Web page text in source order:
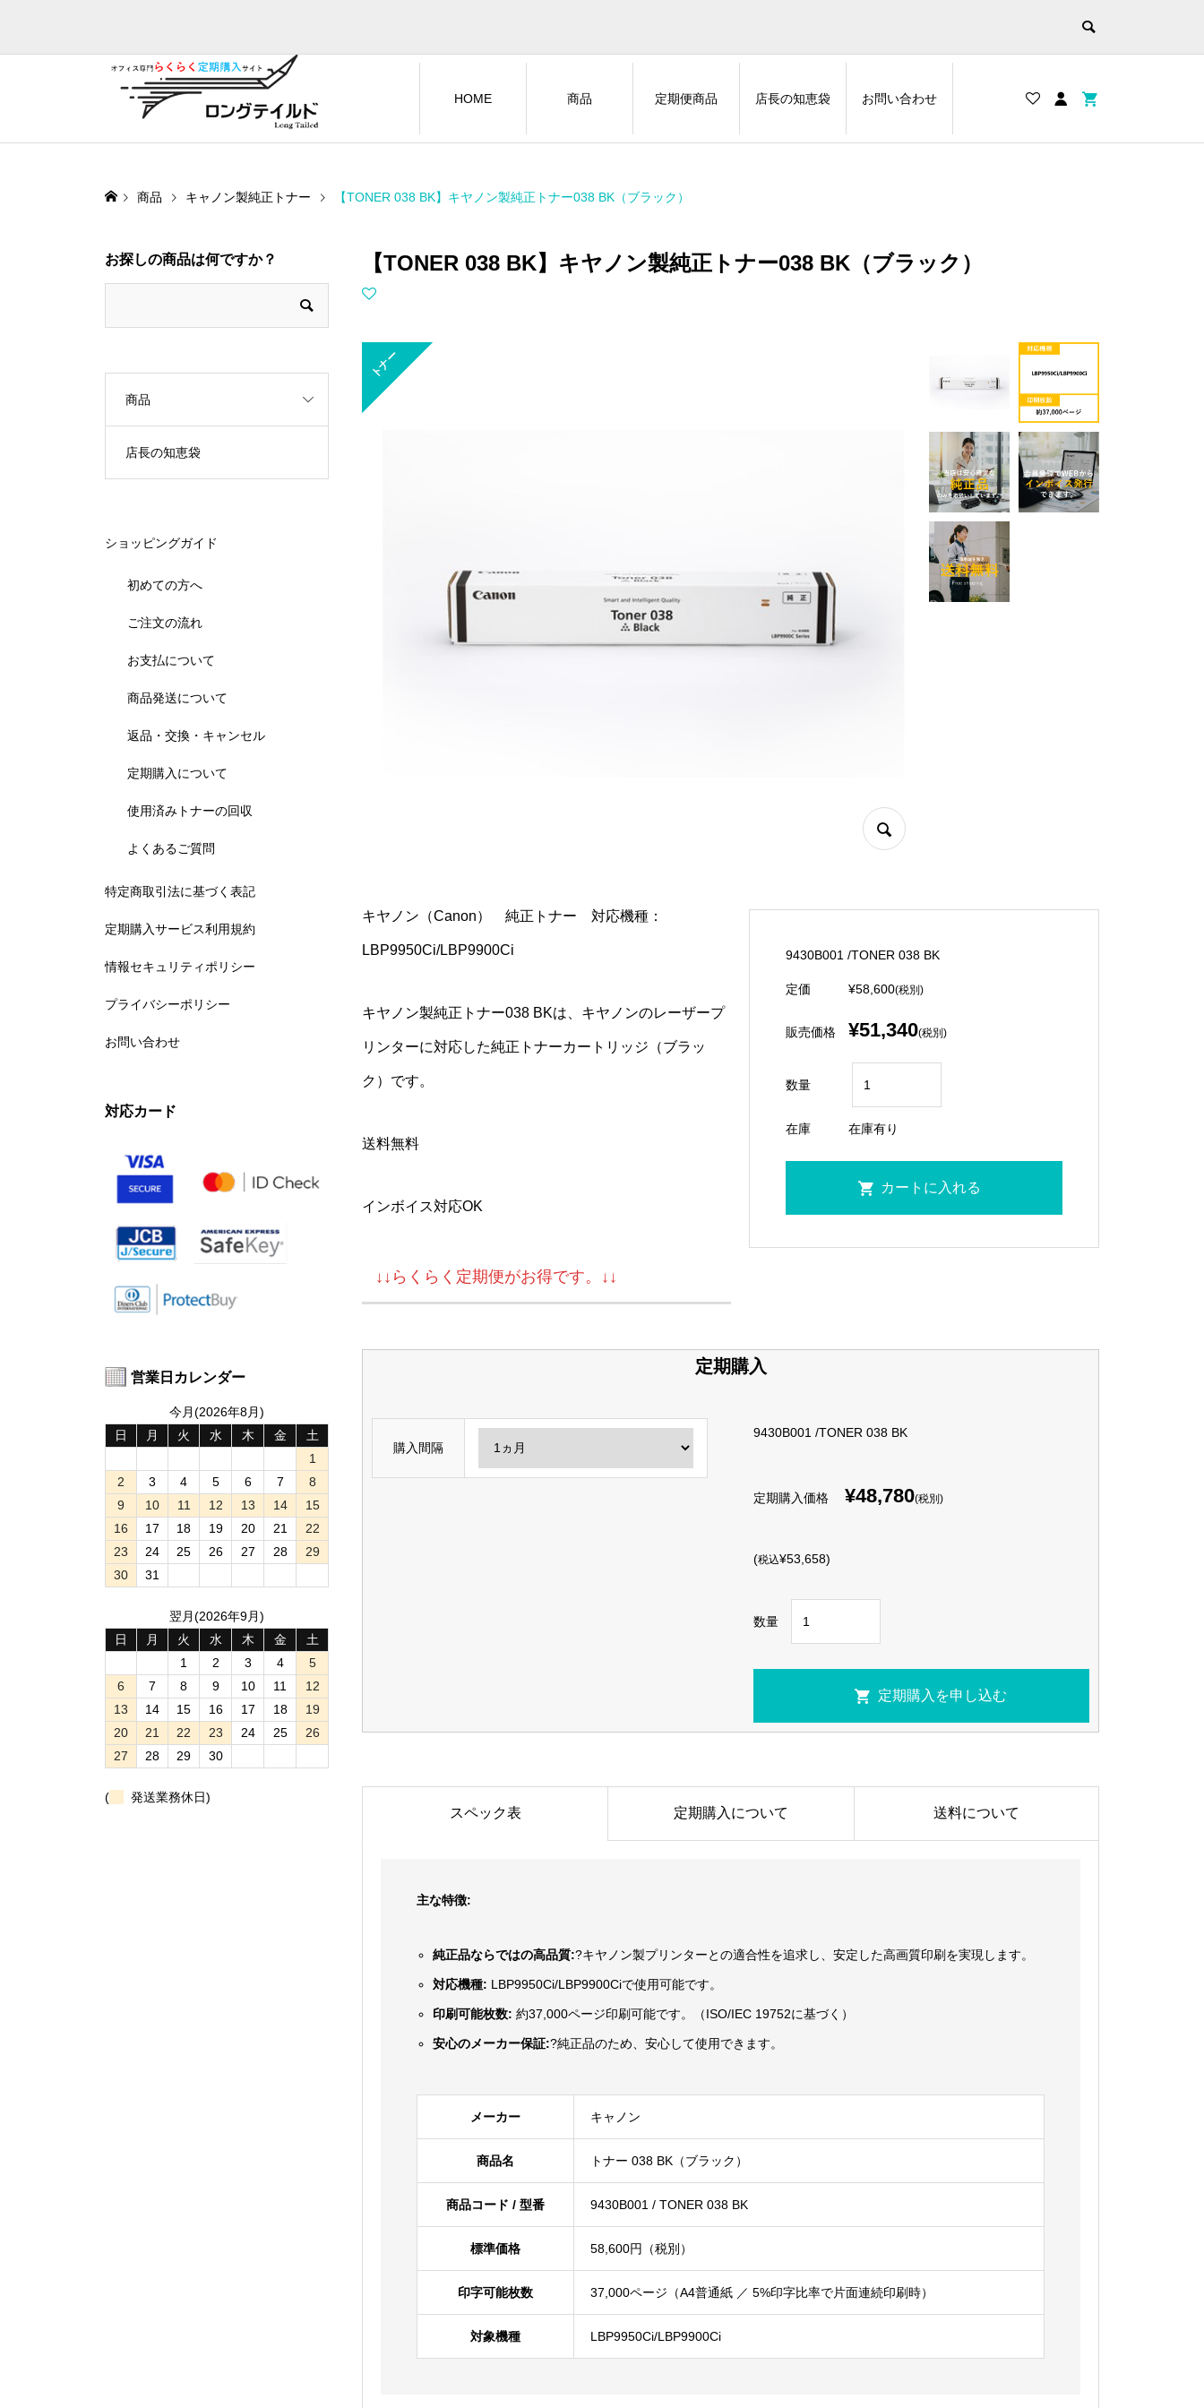
HOME 商品 定期便商品 店長の知恵袋 お問い合わせ
商品 キャノン製純正トナー 【TONER 038 BK】キヤノン製純正トナー038 BK（ブラック）
【TONER 038 BK】キヤノン製純正トナー038 BK（ブラック）
トナー
キヤノン（Canon） 純正トナー 対応機種：
LBP9950Ci/LBP9900Ci
キヤノン製純正トナー038 BKは、キヤノンのレーザープ
リンターに対応した純正トナーカートリッジ（ブラッ
ク）です。
送料無料
インボイス対応OK
↓↓らくらく定期便がお得です。↓↓
9430B001 /TONER 038 BK
定価 ¥58,600(税別)
販売価格 ¥51,340(税別)
数量
在庫 在庫有り
定期購入
購入間隔
9430B001 /TONER 038 BK
定期購入価格 ¥48,780(税別)
(税込¥53,658)
数量
スペック表 定期購入について 送料について
主な特徴:
純正品ならではの高品質:?キヤノン製プリンターとの適合性を追求し、安定した高画質印刷を実現します。
対応機種: LBP9950Ci/LBP9900Ciで使用可能です。
印刷可能枚数: 約37,000ページ印刷可能です。（ISO/IEC 19752に基づく）
安心のメーカー保証:?純正品のため、安心して使用できます。
メーカー キャノン
商品名 トナー 038 BK（ブラック）
商品コード / 型番 9430B001 / TONER 038 BK
標準価格 58,600円（税別）
印字可能枚数 37,000ページ（A4普通紙 ／ 5%印字比率で片面連続印刷時）
対象機種 LBP9950Ci/LBP9900Ci
お探しの商品は何ですか？
商品
店長の知恵袋
ショッピングガイド
初めての方へ
ご注文の流れ
お支払について
商品発送について
返品・交換・キャンセル
定期購入について
使用済みトナーの回収
よくあるご質問
特定商取引法に基づく表記
定期購入サービス利用規約
情報セキュリティポリシー
プライバシーポリシー
お問い合わせ
対応カード
営業日カレンダー
今月(2026年8月)
日
月 火 水 木 金
土
1
2
3 4 5 6 7
8
9
10 11 12 13 14
15
16
17 18 19 20 21
22
23
24 25 26 27 28
29
30
31
翌月(2026年9月)
日
月 火 水 木 金
土
1
2 3 4
5
6
7 8 9 10 11
12
13
14 15 16 17 18
19
20
21 22 23 24 25
26
27
28 29 30
( 発送業務休日)